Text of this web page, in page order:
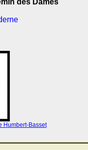
Humbert-Basset